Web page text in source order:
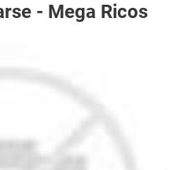
- Mega Ricos